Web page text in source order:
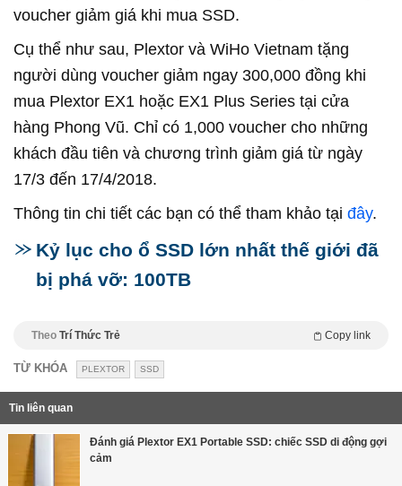
voucher giảm giá khi mua SSD.
Cụ thể như sau, Plextor và WiHo Vietnam tặng
người dùng voucher giảm ngay 300,000 đồng khi
mua Plextor EX1 hoặc EX1 Plus Series tại cửa
hàng Phong Vũ. Chỉ có 1,000 voucher cho những
khách đầu tiên và chương trình giảm giá từ ngày
17/3 đến 17/4/2018.
Thông tin chi tiết các bạn có thể tham khảo tại đây.
Kỷ lục cho ổ SSD lớn nhất thế giới đã
bị phá vỡ: 100TB
Theo Trí Thức Trẻ Copy link
TỪ KHÓA PLEXTOR SSD
Tin liên quan
Đánh giá Plextor EX1 Portable SSD: chiếc SSD di động gợi
cảm